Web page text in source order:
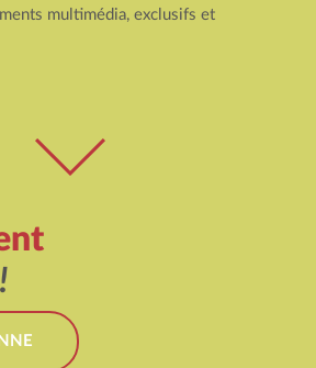
multimédia, exclusifs et